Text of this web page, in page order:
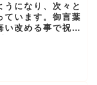
うになり、次々と
ています。御言葉
い改める事で祝福